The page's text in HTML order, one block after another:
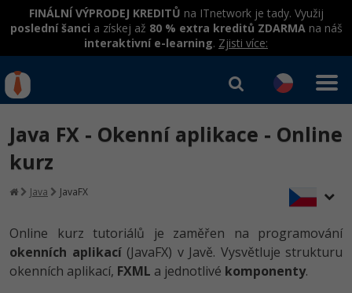
FINÁLNÍ VÝPRODEJ KREDITŮ na ITnetwork je tady. Využij
poslední šanci a získej až 80 % extra kreditů ZDARMAna náš
interaktivní e-learning. Zjisti více:
Rekvalifikace a kurzy
Workshopy zdarma
Umělá inteligence v praxi
Datová analýza v praxi
Školení
Základy programování
Školení dle technologií
Kurzy IT profesí
Programátor WWW aplikací
Kurzy programování
Jak začít?
Přihlásit se | Registrovat
Java FX - Okenní aplikace - Online
kurz
Java JavaFX
Online kurz tutoriálů je zaměřen na programování
okenních aplikací(JavaFX) v Javě. Vysvětluje strukturu
okenních aplikací, FXML a jednotlivé komponenty.